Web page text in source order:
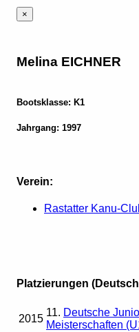
×
Melina EICHNER
Bootsklasse: K1
Jahrgang: 1997
Verein:
Rastatter Kanu-
Platzierungen
2015
11. Deutsche
Meisterschaften